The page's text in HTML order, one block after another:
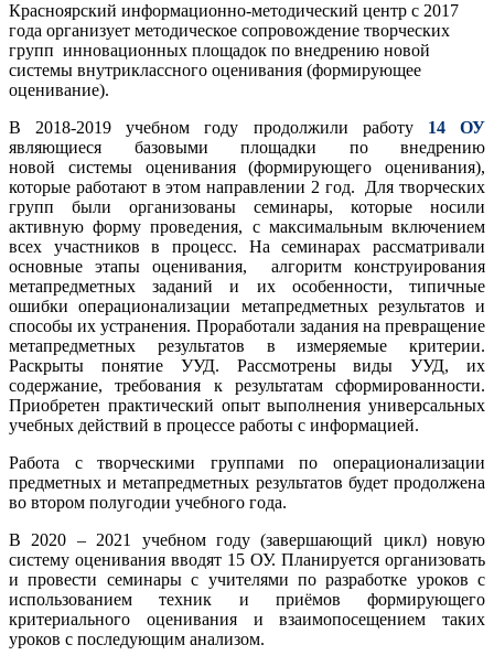
Красноярский информационно-методический центр с 2017
года организует методическое сопровождение творческих
групп инновационных площадок по внедрению новой
системы внутриклассного оценивания (формирующее
оценивание).
В 2018-2019 учебном году продолжили работу 14 ОУ
являющиеся базовыми площадки по внедрению
новой системы оценивания (формирующего оценивания),
которые работают в этом направлении 2 год. Для творческих
групп были организованы семинары, которые носили
активную форму проведения, с максимальным включением
всех участников в процесс. На семинарах рассматривали
основные этапы оценивания, алгоритм конструирования
метапредметных заданий и их особенности, типичные
ошибки операционализации метапредметных результатов и
способы их устранения. Проработали задания на превращение
метапредметных результатов в измеряемые критерии.
Раскрыты понятие УУД. Рассмотрены виды УУД, их
содержание, требования к результатам сформированности.
Приобретен практический опыт выполнения универсальных
учебных действий в процессе работы с информацией.
Работа с творческими группами по операционализации
предметных и метапредметных результатов будет продолжена
во втором полугодии учебного года.
В 2020 – 2021 учебном году (завершающий цикл) новую
систему оценивания вводят 15 ОУ. Планируется организовать
и провести семинары с учителями по разработке уроков с
использованием техник и приёмов формирующего
критериального оценивания и взаимопосещением таких
уроков с последующим анализом.